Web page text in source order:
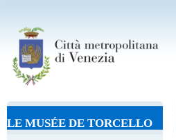
LE MUSÉE DE TORCELLO